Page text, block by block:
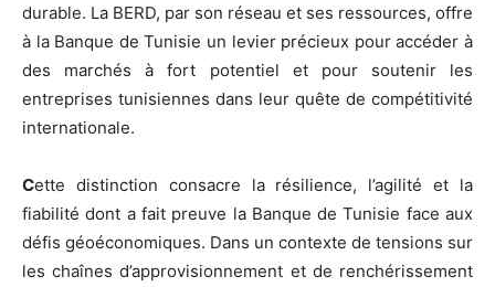
durable. La BERD, par son réseau et ses ressources, offre
à la Banque de Tunisie un levier précieux pour accéder à
des marchés à fort potentiel et pour soutenir les
entreprises tunisiennes dans leur quête de compétitivité
internationale.
Cette distinction consacre la résilience, l’agilité et la
fiabilité dont a fait preuve la Banque de Tunisie face aux
défis géoéconomiques. Dans un contexte de tensions sur
les chaînes d’approvisionnement et de renchérissement